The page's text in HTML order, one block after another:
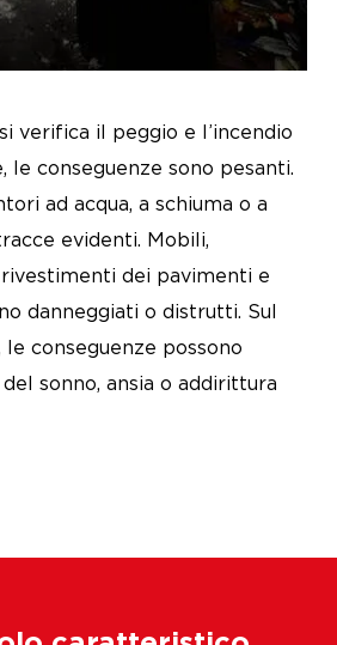
verifica il peggio e l’incendio
le conseguenze sono pesanti.
ad acqua, a schiuma o a
evidenti. Mobili,
dei pavimenti e
danneggiati o distrutti. Sul
conseguenze possono
sonno, ansia o addirittura